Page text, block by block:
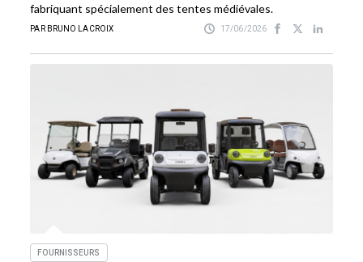
fabriquant spécialement des tentes médiévales.
PAR BRUNO LACROIX 17/06/2026
FOURNISSEURS